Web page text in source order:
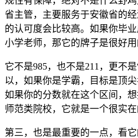
省主管，主要服务于安徽省的
的认可度会比较高。如果你毕
小学老师，那它的牌子是很好用
它不是985，也不是211，更不
以，如果你是学霸，目标是顶
如果你的分数就在这个区间，
师范类院校，它就是一个很实在
第三，也是最重要的一点，看它